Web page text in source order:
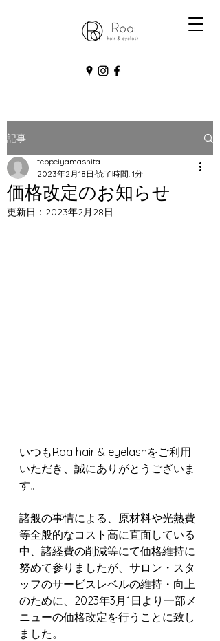
記事
価格改定のお知らせ
teppeiyamashita
2023年2月18日 読了時間: 1分
更新日： 2023年2月28日
いつもRoa hair & eyelashをご利用
いただき、誠にありがとうございま
す。
諸般の事情による、原材料や光熱費
等全般的なコスト高に直面している
中、諸経費の削減等にて価格維持に
努めて参りましたが、サロン・スタ
ッフのサービスレベルの維持・向上
のために、2023年3月1日より一部メ
ニューの価格改定を行うことに致し
ました。